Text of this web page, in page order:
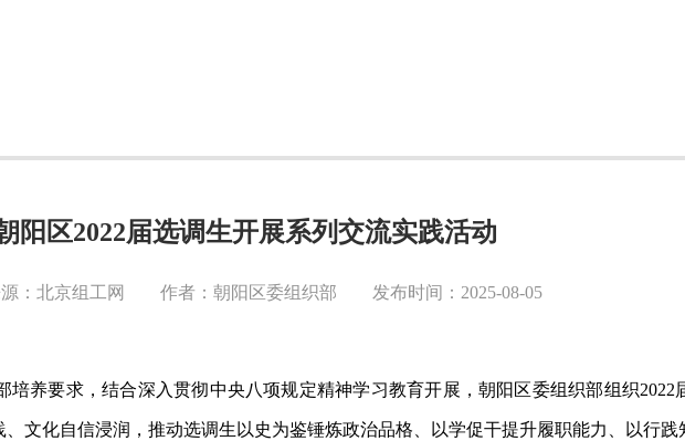
阳区2022届选调生开展系列交流实践活动
源：北京组工网 作者：朝阳区委组织部 发布时间：2025-08-05
养要求，结合深入贯彻中央八项规定精神学习教育开展，朝阳区委组织部组织2022
文化自信浸润，推动选调生以史为鉴锤炼政治品格、以学促干提升履职能力、以行